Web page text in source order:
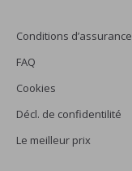
Conditions d’assurance
FAQ
Cookies
Décl. de confidentilité
Le meilleur prix